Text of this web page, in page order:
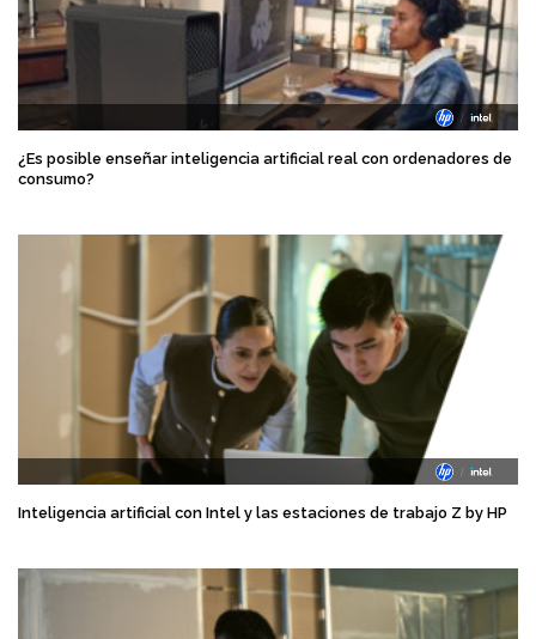
¿Es posible enseñar inteligencia artificial real con ordenadores de
consumo?
Inteligencia artificial con Intel y las estaciones de trabajo Z by HP